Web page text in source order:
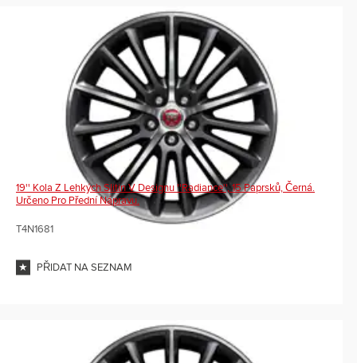
19'' Kola Z Lehkých Slitin V Designu ''Radiance'', 15 Paprsků, Černá.
Určeno Pro Přední Nápravu.
T4N1681
PŘIDAT NA SEZNAM